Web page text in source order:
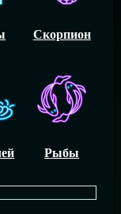
Скорпион
Рыбы